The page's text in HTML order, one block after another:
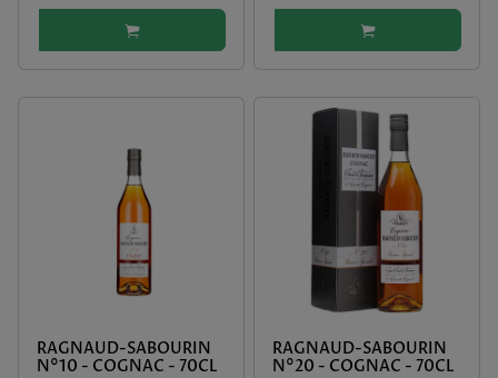
RAGNAUD-SABOURIN
N°10 - COGNAC - 70CL
RAGNAUD-SABOURIN
N°20 - COGNAC - 70CL